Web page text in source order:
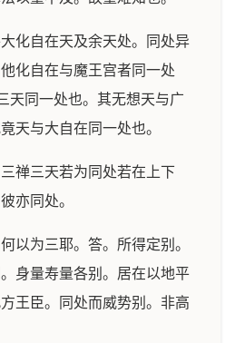
化自在天及余天处。同处异
化自在与魔王宫者同一处
天同一处也。其无想天与广
天与大自在同一处也。
禅三天若为同处若在上下
亦同处。
以为三耶。答。所得定别。
身量寿量各别。居在以地平
王臣。同处而威势别。非高